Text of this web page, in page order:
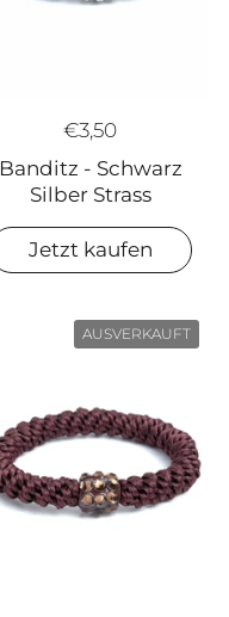
€3,50
Banditz - Schwarz
Silber Strass
Jetzt kaufen
AUSVERKAUFT